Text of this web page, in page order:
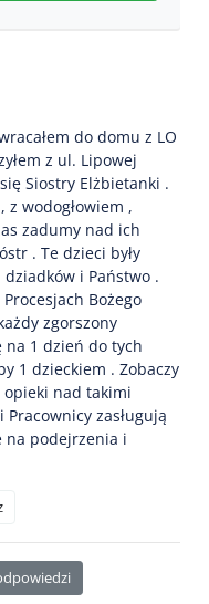
do domu z LO
z ul. Lipowej
Siostry Elżbietanki .
z wodogłowiem ,
zadumy nad ich
. Te dzieci były
i Państwo .
Bożego
zgorszony
na 1 dzień do tych
1 dzieckiem . Zobaczy
opieki nad takimi
zasługują
na podejrzenia i